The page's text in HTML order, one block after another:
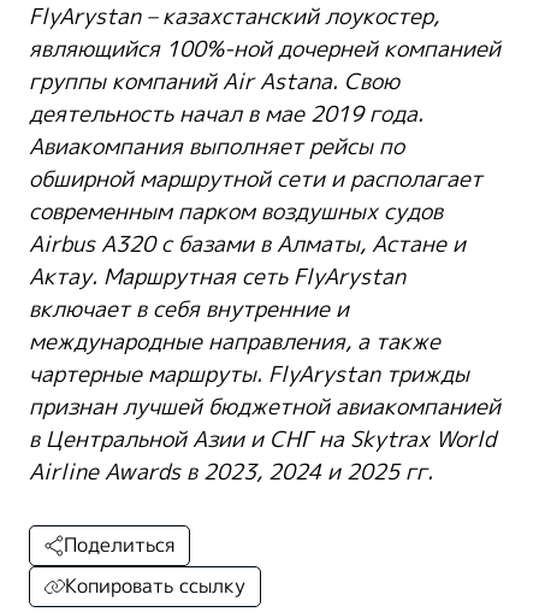
FlyArystan – казахстанский лоукостер,
являющийся 100%-ной дочерней компанией
группы компаний Air Astana. Свою
деятельность начал в мае 2019 года.
Авиакомпания выполняет рейсы по
обширной маршрутной сети и располагает
современным парком воздушных судов
Airbus A320 с базами в Алматы, Астане и
Актау. Маршрутная сеть FlyArystan
включает в себя внутренние и
международные направления, а также
чартерные маршруты. FlyArystan трижды
признан лучшей бюджетной авиакомпанией
в Центральной Азии и СНГ на Skytrax World
Airline Awards в 2023, 2024 и 2025 гг.
Поделиться
Копировать ссылку